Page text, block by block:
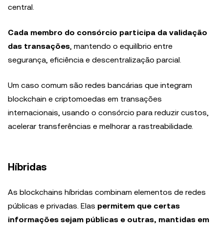
central.
Cada membro do consórcio participa da validação
das transações , mantendo o equilíbrio entre
segurança, eficiência e descentralização parcial.
Um caso comum são redes bancárias que integram
blockchain e criptomoedas em transações
internacionais, usando o consórcio para reduzir custos,
acelerar transferências e melhorar a rastreabilidade.
Híbridas
As blockchains híbridas combinam elementos de redes
públicas e privadas. Elas permitem que certas
informações sejam públicas e outras, mantidas em